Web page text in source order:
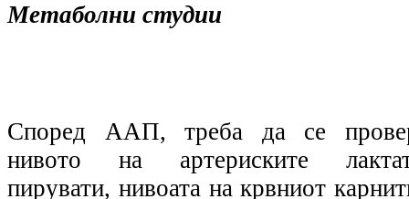
Метаболни студии
Според ААП, треба да се
нивото на артериските
пирувати, нивоата на крвниот